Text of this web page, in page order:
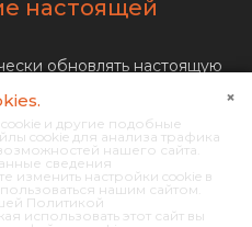
настоящей
обновлять настоящую
Актуальная
на этой странице с
обновления.
и другие подобные
cookie для анализа трафика
нашего сайта.
сведения
изменить настройки cookie в
нашим сайтом.
Политикой
использовать этот сайт вы
×